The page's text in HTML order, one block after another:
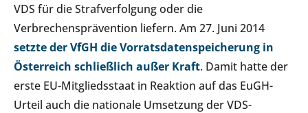
VDS für die Strafverfolgung oder die
Verbrechensprävention liefern. Am 27. Juni 2014
setzte der VfGH die Vorratsdatenspeicherung in
Österreich schließlich außer Kraft. Damit hatte der
erste EU-Mitgliedsstaat in Reaktion auf das EuGH-
Urteil auch die nationale Umsetzung der VDS-